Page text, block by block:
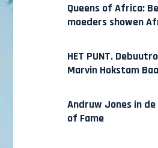
Queens of Africa:
moeders showen
HET PUNT.
Marvin Hokstam
Andruw Jones in de
of Fame